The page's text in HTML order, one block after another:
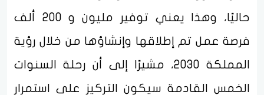
حاليًا، وهذا يعني توفير مليون و 200 ألف
فرصة عمل تم إطلاقها وإنشاؤها من خلال رؤية
المملكة 2030، مشيرًا إلى أن رحلة السنوات
الخمس القادمة سيكون التركيز على استمرار